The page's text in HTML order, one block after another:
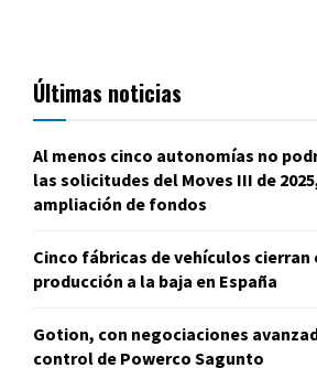
Últimas noticias
Al menos cinco autonomías no
las solicitudes del Moves III de
ampliación de fondos
Cinco fábricas de vehículos
producción a la baja en España
Gotion, con negociaciones
control de Powerco Sagunto